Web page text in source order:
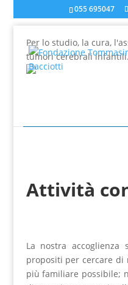
mail a
055 695047
Per lo studio, la cura,
tumori cerebrali
Attività
La nostra
propositi per cercare
più familiare possibile;